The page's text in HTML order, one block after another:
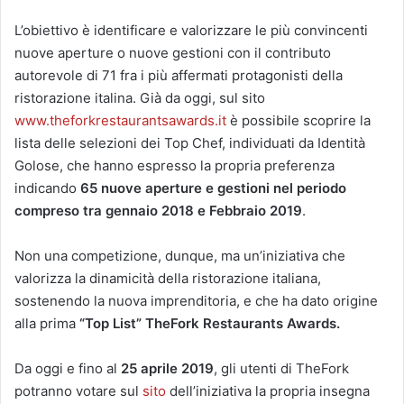
L’obiettivo è identificare e valorizzare le più convincenti
nuove aperture o nuove gestioni con il contributo
autorevole di 71 fra i più affermati protagonisti della
ristorazione italina. Già da oggi, sul sito
www.theforkrestaurantsawards.it è possibile scoprire la
lista delle selezioni dei Top Chef, individuati da Identità
Golose, che hanno espresso la propria preferenza
indicando 65 nuove aperture e gestioni nel periodo
compreso tra gennaio 2018 e Febbraio 2019.
Non una competizione, dunque, ma un’iniziativa che
valorizza la dinamicità della ristorazione italiana,
sostenendo la nuova imprenditoria, e che ha dato origine
alla prima “Top List” TheFork Restaurants Awards.
Da oggi e fino al 25 aprile 2019, gli utenti di TheFork
potranno votare sul sito dell’iniziativa la propria insegna